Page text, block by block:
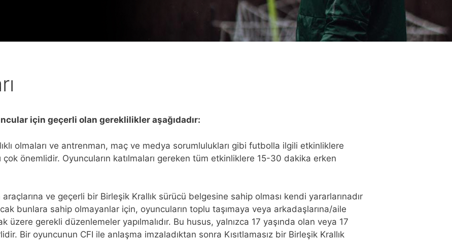
için geçerli olan gereklilikler aşağıdadır:
olmaları ve antrenman, maç ve medya sorumlulukları gibi futbolla ilgili etkinliklere
çok önemlidir. Oyuncuların katılmaları gereken tüm etkinliklere 15-30 dakika erken
ve geçerli bir Birleşik Krallık sürücü belgesine sahip olması kendi yararlarınadır
bunlara sahip olmayanlar için, oyuncuların toplu taşımaya veya arkadaşlarına/aile
üzere gerekli düzenlemeler yapılmalıdır. Bu husus, yalnızca 17 yaşında olan veya 17
Bir oyuncunun CFI ile anlaşma imzaladıktan sonra Kısıtlamasız bir Birleşik Krallık